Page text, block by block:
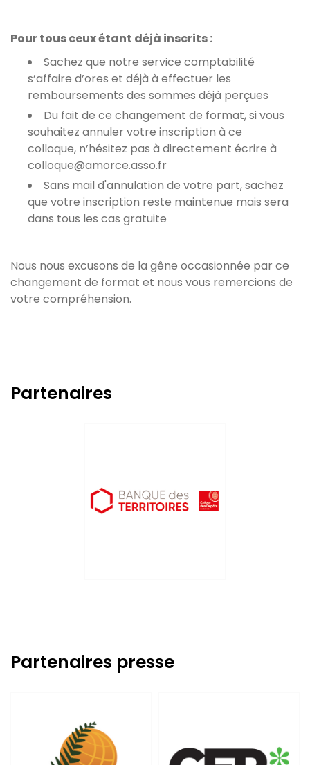
Pour tous ceux étant déjà inscrits :
Sachez que notre service comptabilité
s’affaire d’ores et déjà à effectuer les
remboursements des sommes déjà perçues
Du fait de ce changement de format, si vous
souhaitez annuler votre inscription à ce
colloque, n’hésitez pas à directement écrire à
colloque@amorce.asso.fr
Sans mail d'annulation de votre part, sachez
que votre inscription reste maintenue mais sera
dans tous les cas gratuite
Nous nous excusons de la gêne occasionnée par ce
changement de format et nous vous remercions de
votre compréhension.
Partenaires
Partenaires presse